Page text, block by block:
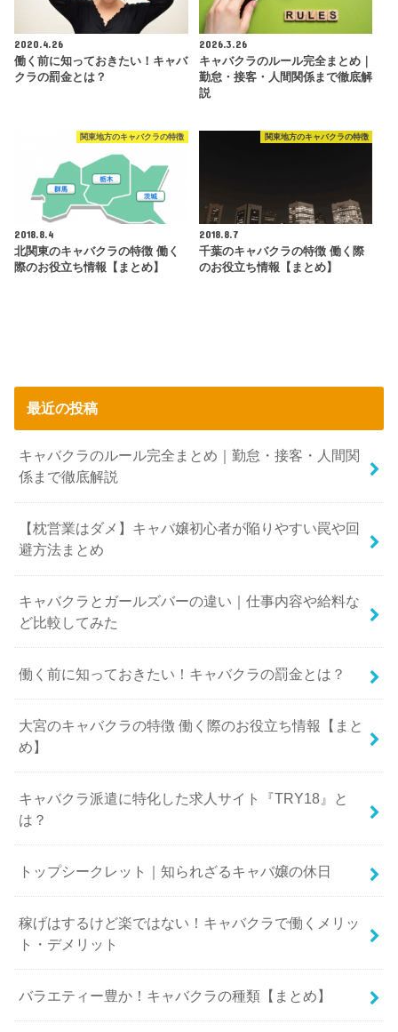
2020.4.26
働く前に知っておきたい！キャバ
クラの罰金とは？
2026.3.26
キャバクラのルール完全まとめ｜
勤怠・接客・人間関係まで徹底解
説
関東地方のキャバクラの特徴
2018.8.4
北関東のキャバクラの特徴 働く
際のお役立ち情報【まとめ】
関東地方のキャバクラの特徴
2018.8.7
千葉のキャバクラの特徴 働く際
のお役立ち情報【まとめ】
最近の投稿
キャバクラのルール完全まとめ｜勤怠・接客・人間関
係まで徹底解説
【枕営業はダメ】キャバ嬢初心者が陥りやすい罠や回
避方法まとめ
キャバクラとガールズバーの違い｜仕事内容や給料な
ど比較してみた
働く前に知っておきたい！キャバクラの罰金とは？
大宮のキャバクラの特徴 働く際のお役立ち情報【まと
め】
キャバクラ派遣に特化した求人サイト『TRY18』と
は？
トップシークレット｜知られざるキャバ嬢の休日
稼げはするけど楽ではない！キャバクラで働くメリッ
ト・デメリット
バラエティー豊か！キャバクラの種類【まとめ】